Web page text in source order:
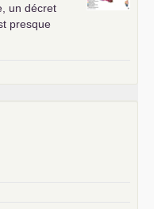
un décret
presque